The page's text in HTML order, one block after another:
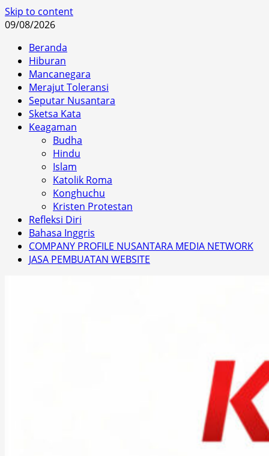
Skip to content
09/08/2026
Beranda
Hiburan
Mancanegara
Merajut Toleransi
Seputar Nusantara
Sketsa Kata
Keagaman
Budha
Hindu
Islam
Katolik Roma
Konghuchu
Kristen Protestan
Refleksi Diri
Bahasa Inggris
COMPANY PROFILE NUSANTARA MEDIA NETWORK
JASA PEMBUATAN WEBSITE